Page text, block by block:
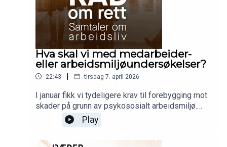
Hva skal vi med medarbeider-
eller arbeidsmiljøundersøkelser?
22:43 | tirsdag 7. april 2026
I januar fikk vi tydeligere krav til forebygging mot
skader på grunn av psykososialt arbeidsmiljø.
Kari snakker med Øycoachen Hedvig Rognerud
om verdien av medarbeider- eller
arbeidsmiljøundersøkelser og hvorfor det å ikke
Play